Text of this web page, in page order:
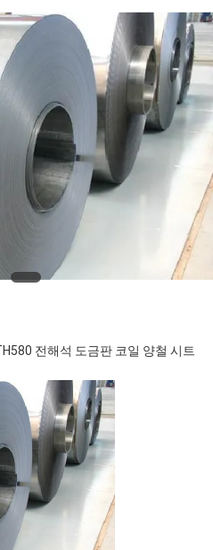
전해석 도금판 코일 양철 시트